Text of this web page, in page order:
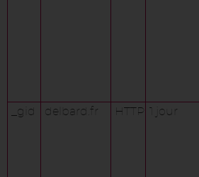
_gid delbard.fr HTTP 1 jour